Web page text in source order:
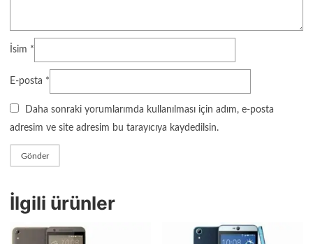
İsim *
E-posta *
Daha sonraki yorumlarımda kullanılması için adım, e-posta
adresim ve site adresim bu tarayıcıya kaydedilsin.
İlgili ürünler